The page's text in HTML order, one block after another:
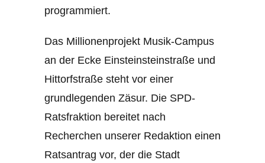
programmiert.
Das Millionenprojekt Musik-Campus
an der Ecke Einsteinsteinstraße und
Hittorfstraße steht vor einer
grundlegenden Zäsur. Die SPD-
Ratsfraktion bereitet nach
Recherchen unserer Redaktion einen
Ratsantrag vor, der die Stadt